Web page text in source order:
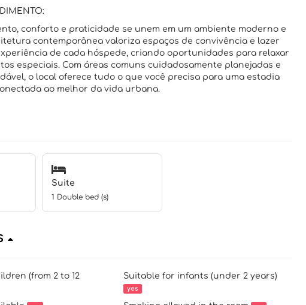
conforto e praticidade se unem em um ambiente moderno e
contemporânea valoriza espaços de convivência e lazer
de cada hóspede, criando oportunidades para relaxar
especiais. Com áreas comuns cuidadosamente planejadas e
o local oferece tudo o que você precisa para uma estadia
ao melhor da vida urbana.
Suite
1 Double bed (s)
(from 2 to 12
Suitable for infants (under 2 years)
yes